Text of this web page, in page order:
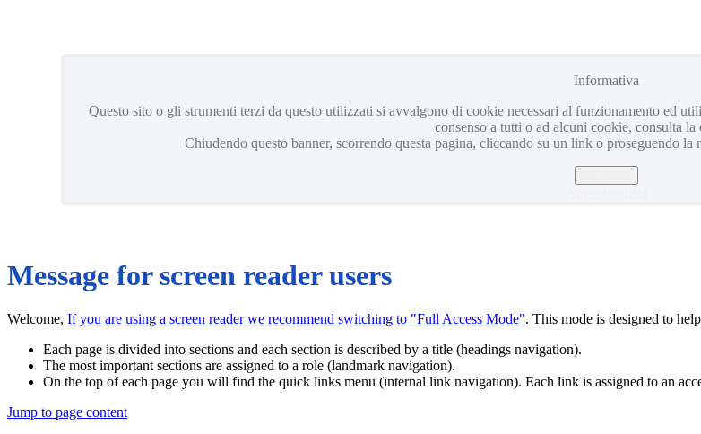
Informativa
Questo sito o gli strumenti terzi da questo utilizzati si avvalgono di cookie necessari al funzionamento ed
consenso a tutti o ad alcuni cookie, consulta
Chiudendo questo banner, scorrendo questa pagina, cliccando su un link o proseguendo
Message for screen reader users
Welcome, If you are using a screen reader we recommend switching to "Full Access Mode". This mode is designed to
Each page is divided into sections and each section is described by a title (headings navigation).
The most important sections are assigned to a role (landmark navigation).
On the top of each page you will find the quick links menu (internal link navigation). Each link is assigned to an
Jump to page content